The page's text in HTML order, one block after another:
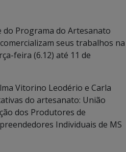
do Programa do Artesanato
seus trabalhos na
feira (6.12) até 11 de
Vitorino Leodério e Carla
do artesanato: União
dos Produtores de
Individuais de MS